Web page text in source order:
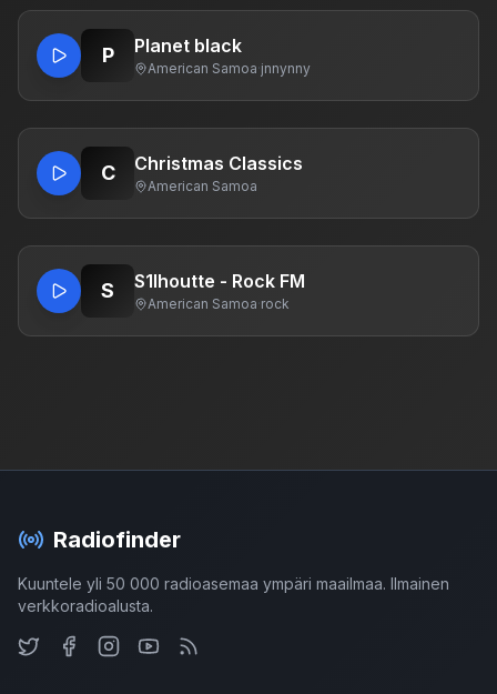
P Planet black
American Samoa·jnnynny
C Christmas Classics
American Samoa
S S1lhoutte - Rock FM
American Samoa·rock
Radiofinder
Kuuntele yli 50 000 radioasemaa ympäri maailmaa. Ilmainen
verkkoradioalusta.